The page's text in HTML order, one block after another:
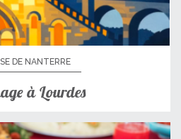
DE NANTERRE
à Lourdes